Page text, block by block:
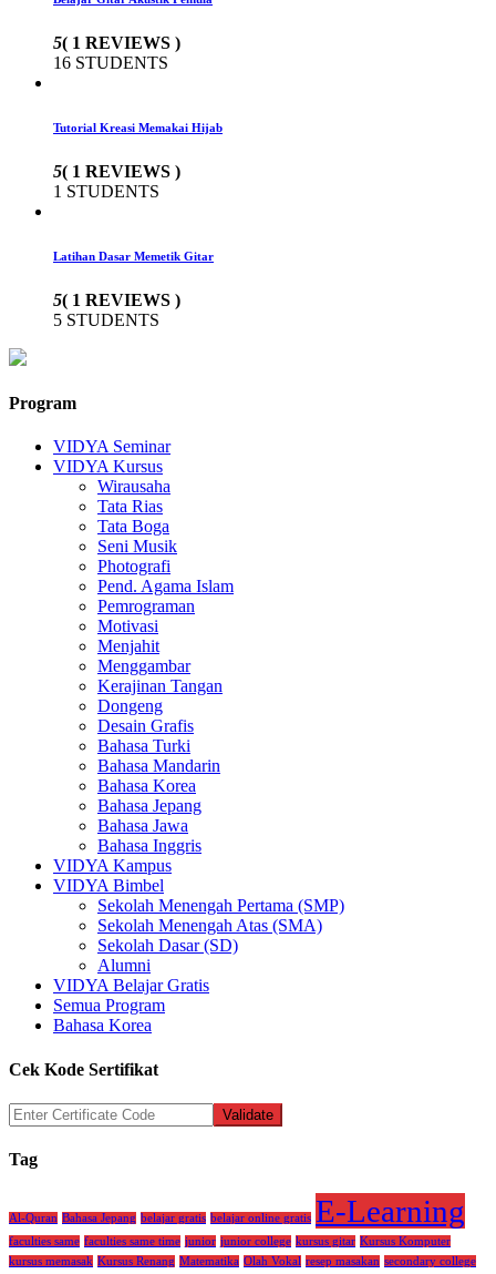
5( 1 REVIEWS )
16 STUDENTS
Tutorial Kreasi Memakai Hijab
5( 1 REVIEWS )
1 STUDENTS
Latihan Dasar Memetik Gitar
5( 1 REVIEWS )
5 STUDENTS
Program
VIDYA Seminar
VIDYA Kursus
Wirausaha
Tata Rias
Tata Boga
Seni Musik
Photografi
Pend. Agama Islam
Pemrograman
Motivasi
Menjahit
Menggambar
Kerajinan Tangan
Dongeng
Desain Grafis
Bahasa Turki
Bahasa Mandarin
Bahasa Korea
Bahasa Jepang
Bahasa Jawa
Bahasa Inggris
VIDYA Kampus
VIDYA Bimbel
Sekolah Menengah Pertama (SMP)
Sekolah Menengah Atas (SMA)
Sekolah Dasar (SD)
Alumni
VIDYA Belajar Gratis
Semua Program
Bahasa Korea
Cek Kode Sertifikat
Tag
Al-Quran Bahasa Jepang belajar gratis belajar online gratis E-Learning
faculties same faculties same time junior junior college kursus gitar Kursus Komputer
kursus memasak Kursus Renang Matematika Olah Vokal resep masakan secondary college